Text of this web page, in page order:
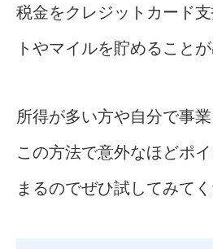
税金をクレジットカード
トやマイルを貯めることが
所得が多い方や自分で事
この方法で意外なほどポ
まるのでぜひ試してみてく